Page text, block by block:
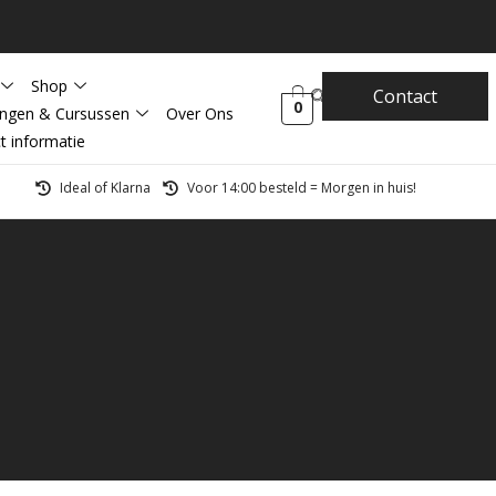
Shop
& Cursussen
Over Ons
informatie
0 Contact
Ideal of Klarna Voor 14:00 besteld = Morgen in huis!